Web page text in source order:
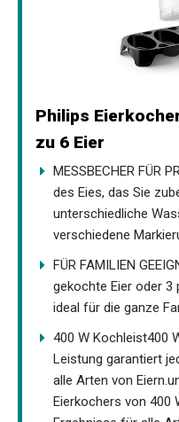
Philips
zu 6 Eier
MESSBECHER FÜR
des Eies, das Sie
unterschiedliche
verschiedene
FÜR FAMILIEN
gekochte Eier oder 3
ideal für die ganze
400 W Kochleist400
Leistung garantiert
alle Arten von
Eierkochers von 400